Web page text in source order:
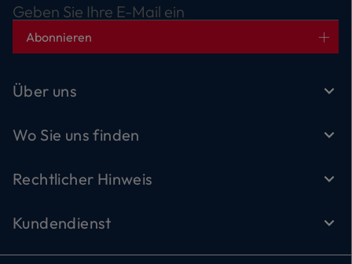
Geben Sie Ihre E-Mail ein
Abonnieren
Über uns
Wo Sie uns finden
Rechtlicher Hinweis
Kundendienst